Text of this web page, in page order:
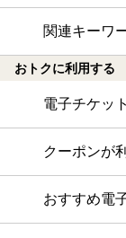
関連キーワ
おトクに利用する
電子チケッ
クーポンが
おすすめ電